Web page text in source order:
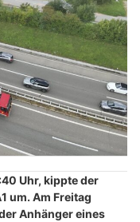
Uhr, kippte der
um. Am Freitag
Anhänger eines